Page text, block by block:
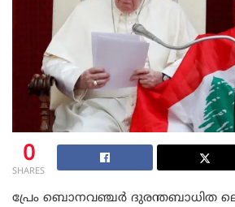
0
SHARES
പ്രേം ബൊനവഞ്ചർ ദുരന്തബാധിത